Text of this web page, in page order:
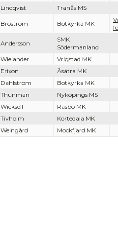
Lindqvist Tranås MS
Broström Botkyrka MK
Andersson
SMK
Södermanland
Wielander
Vrigstad MK
Erixon
Åsätra MK
Dahlström
Botkyrka MK
Thunman
Nyköpings MS
Wicksell
Rasbo MK
Tivholm
Kortedala MK
Weingård Mockfjärd MK